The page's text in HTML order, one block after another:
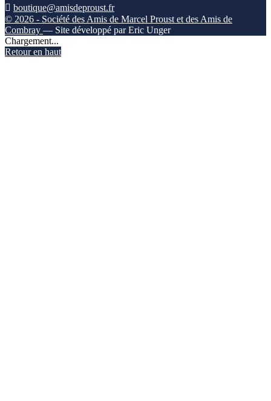
 boutique@amisdeproust.fr
© 2026 - Société des Amis de Marcel Proust et des Amis de
Combray — Site développé par Eric Unger
Chargement...
Retour en haut